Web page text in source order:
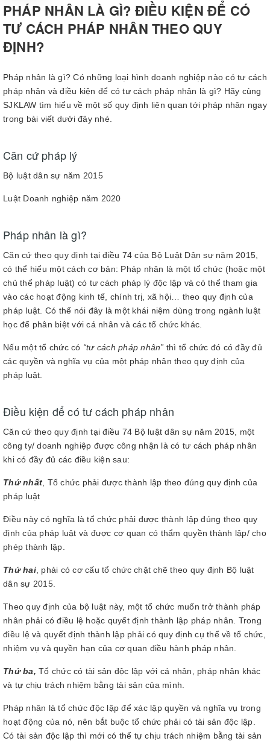
PHÁP NHÂN LÀ GÌ? ĐIỀU KIỆN ĐỂ CÓ
TƯ CÁCH PHÁP NHÂN THEO QUY
ĐỊNH?
Pháp nhân là gì? Có những loại hình doanh nghiệp nào có tư cách
pháp nhân và điều kiện để có tư cách pháp nhân là gì? Hãy cùng
SJKLAW tìm hiểu về một số quy định liên quan tới pháp nhân ngay
trong bài viết dưới đây nhé.
Căn cứ pháp lý
Bộ luật dân sự năm 2015
Luật Doanh nghiệp năm 2020
Pháp nhân là gì?
Căn cứ theo quy định tại điều 74 của Bộ Luật Dân sự năm 2015,
có thể hiểu một cách cơ bản: Pháp nhân là một tổ chức (hoặc một
chủ thể pháp luật) có tư cách pháp lý độc lập và có thể tham gia
vào các hoạt động kinh tế, chính trị, xã hội… theo quy định của
pháp luật. Có thể nói đây là một khái niệm dùng trong ngành luật
học để phân biệt với cá nhân và các tổ chức khác.
Nếu một tổ chức có “tư cách pháp nhân” thì tổ chức đó có đầy đủ
các quyền và nghĩa vụ của một pháp nhân theo quy định của
pháp luật.
Điều kiện để có tư cách pháp nhân
Căn cứ theo quy định tại điều 74 Bộ luật dân sự năm 2015, một
công ty/ doanh nghiệp được công nhận là có tư cách pháp nhân
khi có đầy đủ các điều kiện sau:
Thứ nhất , Tổ chức phải được thành lập theo đúng quy định của
pháp luật
Điều này có nghĩa là tổ chức phải được thành lập đúng theo quy
định của pháp luật và được cơ quan có thẩm quyền thành lập/ cho
phép thành lập.
Thứ hai, phải có cơ cấu tổ chức chặt chẽ theo quy định Bộ luật
dân sự 2015.
Theo quy định của bộ luật này, một tổ chức muốn trở thành pháp
nhân phải có điều lệ hoặc quyết định thành lập pháp nhân. Trong
điều lệ và quyết định thành lập phải có quy định cụ thể về tổ chức,
nhiệm vụ và quyền hạn của cơ quan điều hành pháp nhân.
Thứ ba, Tổ chức có tài sản độc lập với cá nhân, pháp nhân khác
và tự chịu trách nhiệm bằng tài sản của mình.
Pháp nhân là tổ chức độc lập để xác lập quyền và nghĩa vụ trong
hoạt động của nó, nên bắt buộc tổ chức phải có tài sản độc lập.
Có tài sản độc lập thì mới có thể tự chịu trách nhiệm bằng tài sản